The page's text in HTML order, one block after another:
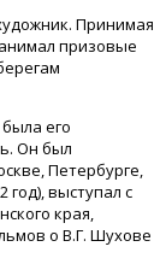
Принимая
призовые
его
Он был
Петербурге,
год), выступал с
края,
о В.Г. Шухове